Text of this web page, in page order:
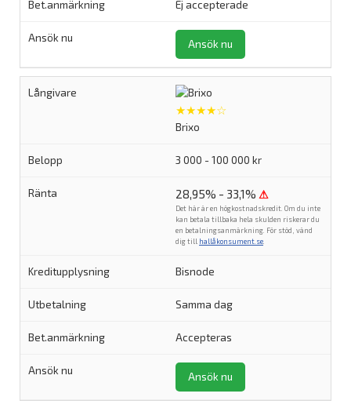
Ej accepterade
Ansök nu
★★★★☆
Brixo
3 000 - 100 000 kr
28,95% - 33,1% ⚠
Det här är en högkostnadskredit. Om du inte
kan betala tillbaka hela skulden riskerar du
en betalningsanmärkning. För stöd, vänd
dig till hallåkonsument.se
Bisnode
Samma dag
Accepteras
Ansök nu